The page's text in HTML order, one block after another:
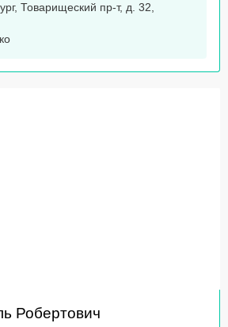
Товарищеский пр-т, д. 32,
Робертович